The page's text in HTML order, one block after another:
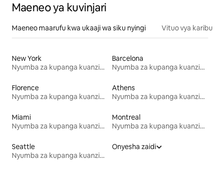
Maeneo ya kuvinjari
Maeneo maarufu kwa ukaaji wa siku nyingi Vituo vya karibu
New York
Nyumba za kupanga kuanzia mwezi mmoja
Barcelona
Nyumba za kupanga kuanzia mwezi mmoja
Florence
Nyumba za kupanga kuanzia mwezi mmoja
Athens
Nyumba za kupanga kuanzia mwezi mmoja
Miami
Nyumba za kupanga kuanzia mwezi mmoja
Montreal
Nyumba za kupanga kuanzia mwezi mmoja
Seattle
Nyumba za kupanga kuanzia mwezi mmoja
Onyesha zaidi